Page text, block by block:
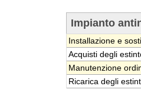
Impianto
Installazione e
Acquisti degli
Manutenzione
Ricarica degli